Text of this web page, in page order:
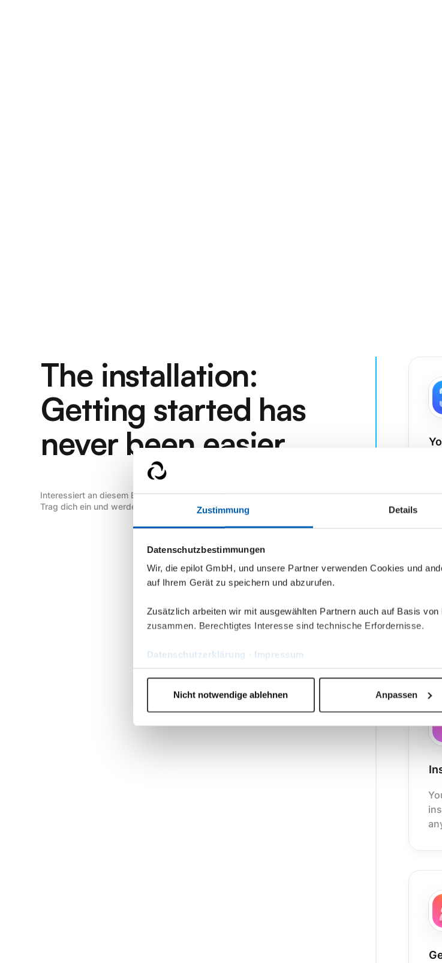
Zustimmung Details
Datenschutzbestimmungen
Wir, die epilot GmbH, und unsere Partner verwenden Cookies und
auf Ihrem Gerät zu speichern und abzurufen.
Zusätzlich arbeiten wir mit ausgewählten Partnern auch auf Basis
zusammen. Berechtigtes Interesse sind technische Erfordernisse.
Datenschutzerklärung Impressum
Nicht notwendige ablehnen Anpassen
The installation:
Getting started has
never been easier.
Interessiert an diesem Blueprint?
Trag dich ein und werde sofort benachrichtigt, wenn er verfügbar ist.